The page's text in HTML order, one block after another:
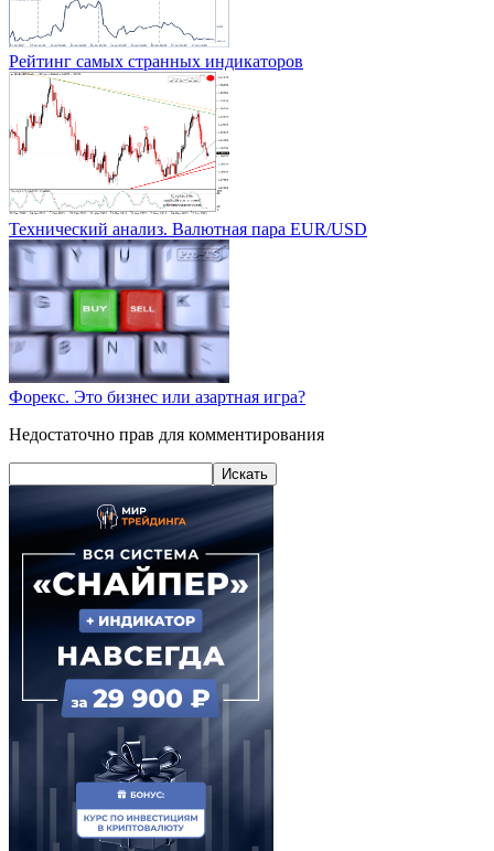
Рейтинг самых странных индикаторов
Технический анализ. Валютная пара EUR/USD
Форекс. Это бизнес или азартная игра?
Недостаточно прав для комментирования